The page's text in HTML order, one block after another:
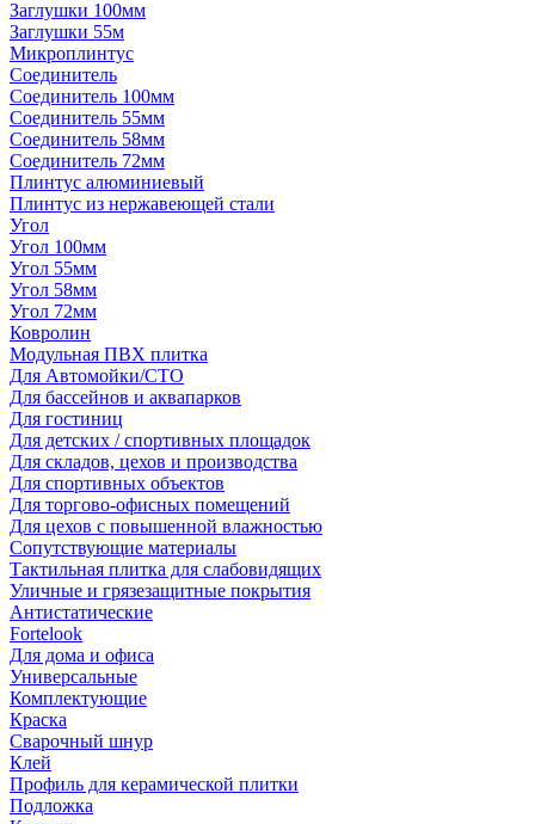
Заглушки 100мм
Заглушки 55м
Микроплинтус
Соединитель
Соединитель 100мм
Соединитель 55мм
Соединитель 58мм
Соединитель 72мм
Плинтус алюминиевый
Плинтус из нержавеющей стали
Угол
Угол 100мм
Угол 55мм
Угол 58мм
Угол 72мм
Ковролин
Модульная ПВХ плитка
Для Автомойки/СТО
Для бассейнов и аквапарков
Для гостиниц
Для детских / спортивных площадок
Для складов, цехов и производства
Для спортивных объектов
Для торгово-офисных помещений
Для цехов с повышенной влажностью
Сопутствующие материалы
Тактильная плитка для слабовидящих
Уличные и грязезащитные покрытия
Антистатические
Fortelook
Для дома и офиса
Универсальные
Комплектующие
Краска
Сварочный шнур
Клей
Профиль для керамической плитки
Подложка